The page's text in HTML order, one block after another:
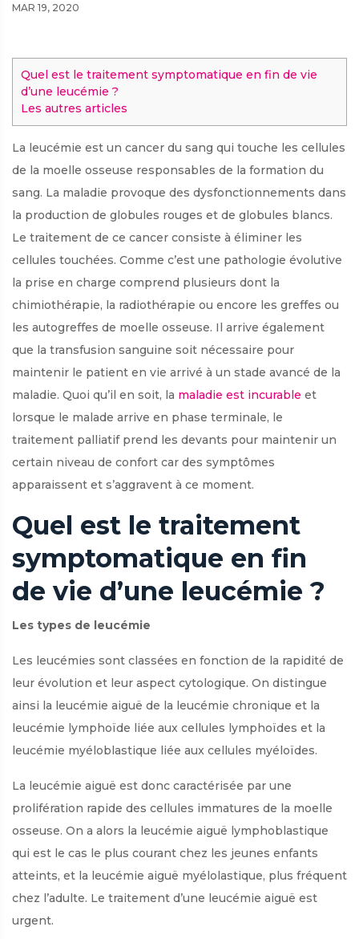
MAR 19, 2020
Quel est le traitement symptomatique en fin de vie
d’une leucémie ?
Les autres articles
La leucémie est un cancer du sang qui touche les cellules
de la moelle osseuse responsables de la formation du
sang. La maladie provoque des dysfonctionnements dans
la production de globules rouges et de globules blancs.
Le traitement de ce cancer consiste à éliminer les
cellules touchées. Comme c’est une pathologie évolutive
la prise en charge comprend plusieurs dont la
chimiothérapie, la radiothérapie ou encore les greffes ou
les autogreffes de moelle osseuse. Il arrive également
que la transfusion sanguine soit nécessaire pour
maintenir le patient en vie arrivé à un stade avancé de la
maladie. Quoi qu’il en soit, la maladie est incurable et
lorsque le malade arrive en phase terminale, le
traitement palliatif prend les devants pour maintenir un
certain niveau de confort car des symptômes
apparaissent et s’aggravent à ce moment.
Quel est le traitement
symptomatique en fin
de vie d’une leucémie ?
Les types de leucémie
Les leucémies sont classées en fonction de la rapidité de
leur évolution et leur aspect cytologique. On distingue
ainsi la leucémie aiguë de la leucémie chronique et la
leucémie lymphoïde liée aux cellules lymphoïdes et la
leucémie myéloblastique liée aux cellules myéloïdes.
La leucémie aiguë est donc caractérisée par une
prolifération rapide des cellules immatures de la moelle
osseuse. On a alors la leucémie aiguë lymphoblastique
qui est le cas le plus courant chez les jeunes enfants
atteints, et la leucémie aiguë myélolastique, plus fréquent
chez l’adulte. Le traitement d’une leucémie aiguë est
urgent.